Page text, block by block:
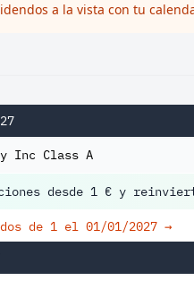
a la vista con tu
Inc Class A
desde 1 € y
de 1 el 01/01/2027 →